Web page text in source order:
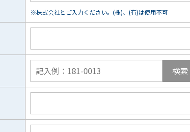
※株式会社とご入力ください。(株)、(有)は使用不可
検索